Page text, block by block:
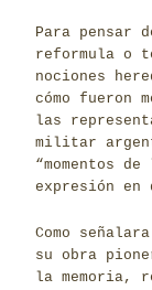
Para pensar
reformula o
nociones
cómo fueron
las
militar
“momentos
expresión
Como
su obra
la memoria,